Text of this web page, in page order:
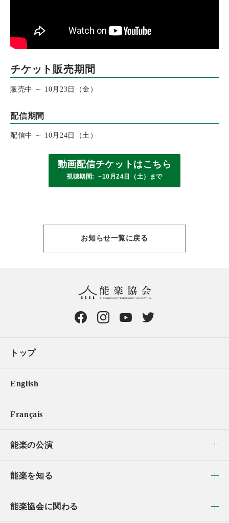
チケット販売期間
販売中 ～ 10月23日（金）
配信期間
配信中 ～ 10月24日（土）
動画配信チケットはこちら
視聴期間: ~10月24日（土）まで
お知らせ一覧に戻る
トップ
English
Français
能楽の公演
能楽を知る
能楽協会に関わる